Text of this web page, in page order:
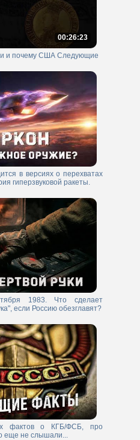
00:26:23
и почему США Следующие
в версиях о перехватах
гиперзвуковой ракеты.
1983. Что сделает
если Россию обезглавят?
фактов о КГБ/ФСБ, про
еще не слышали...